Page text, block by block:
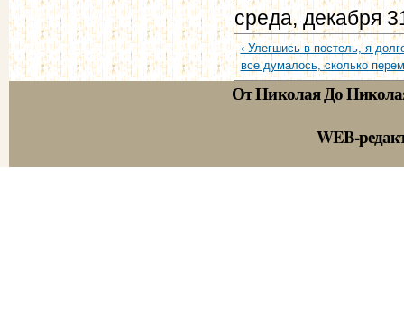
среда, декабря
‹ Улегшись в постель, я
все думалось, сколько
От Николая До
WEB-